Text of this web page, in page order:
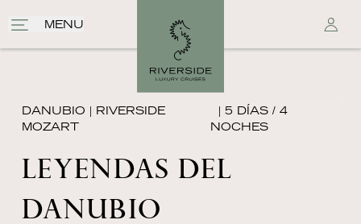
MENU
DANUBIO | RIVERSIDE
MOZART
| 5 DÍAS / 4
NOCHES
LEYENDAS DEL
DANUBIO